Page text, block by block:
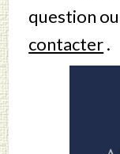
question ou
contacter.